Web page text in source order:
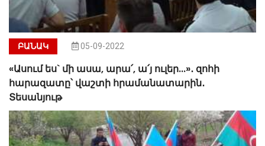
ԲԱՆԱԿ 05-09-2022
«Ասում ես` մի ասա, արա՛, ա՛յ ուլեր...»․ զոհի
հարազատը՝ վաշտի հրամանատարին․
Տեսանյութ